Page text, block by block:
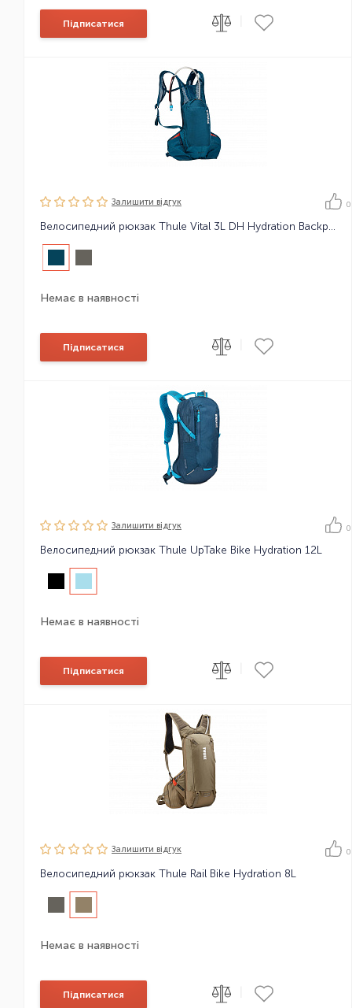
Підписатися
Залишити вiдгук 0
Велосипедний рюкзак Thule Vital 3L DH Hydration Backpack
Немає в наявності
Підписатися
Залишити вiдгук 0
Велосипедний рюкзак Thule UpTake Bike Hydration 12L
Немає в наявності
Підписатися
Залишити вiдгук 0
Велосипедний рюкзак Thule Rail Bike Hydration 8L
Немає в наявності
Підписатися